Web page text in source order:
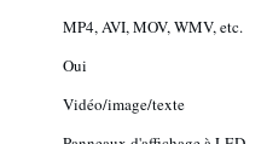
MP4, AVI, MOV, WMV, etc.
Oui
Vidéo/image/texte